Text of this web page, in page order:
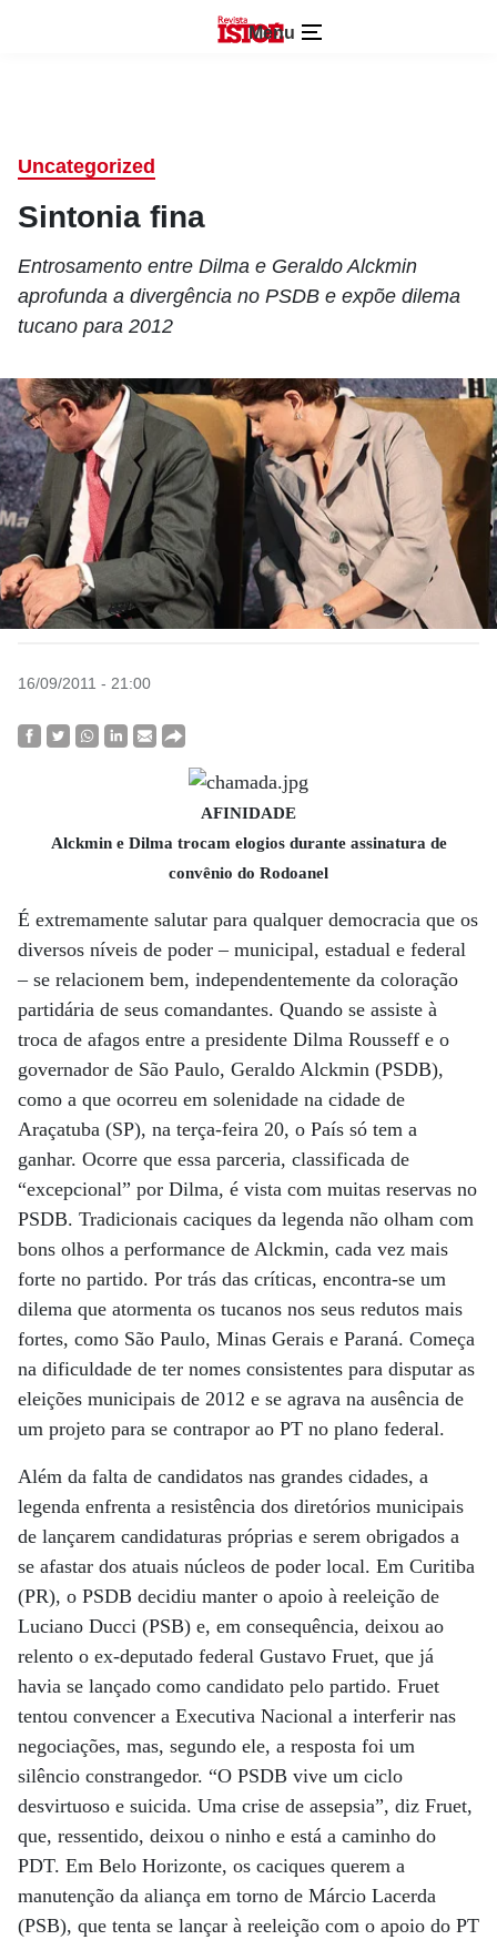
Menu
Uncategorized
Sintonia fina
Entrosamento entre Dilma e Geraldo Alckmin
aprofunda a divergência no PSDB e expõe dilema
tucano para 2012
16/09/2011 - 21:00
AFINIDADE
Alckmin e Dilma trocam elogios durante assinatura de
convênio do Rodoanel
É extremamente salutar para qualquer democracia que os
diversos níveis de poder – municipal, estadual e federal
– se relacionem bem, independentemente da coloração
partidária de seus comandantes. Quando se assiste à
troca de afagos entre a presidente Dilma Rousseff e o
governador de São Paulo, Geraldo Alckmin (PSDB),
como a que ocorreu em solenidade na cidade de
Araçatuba (SP), na terça-feira 20, o País só tem a
ganhar. Ocorre que essa parceria, classificada de
“excepcional” por Dilma, é vista com muitas reservas no
PSDB. Tradicionais caciques da legenda não olham com
bons olhos a performance de Alckmin, cada vez mais
forte no partido. Por trás das críticas, encontra-se um
dilema que atormenta os tucanos nos seus redutos mais
fortes, como São Paulo, Minas Gerais e Paraná. Começa
na dificuldade de ter nomes consistentes para disputar as
eleições municipais de 2012 e se agrava na ausência de
um projeto para se contrapor ao PT no plano federal.
Além da falta de candidatos nas grandes cidades, a
legenda enfrenta a resistência dos diretórios municipais
de lançarem candidaturas próprias e serem obrigados a
se afastar dos atuais núcleos de poder local. Em Curitiba
(PR), o PSDB decidiu manter o apoio à reeleição de
Luciano Ducci (PSB) e, em consequência, deixou ao
relento o ex-deputado federal Gustavo Fruet, que já
havia se lançado como candidato pelo partido. Fruet
tentou convencer a Executiva Nacional a interferir nas
negociações, mas, segundo ele, a resposta foi um
silêncio constrangedor. “O PSDB vive um ciclo
desvirtuoso e suicida. Uma crise de assepsia”, diz Fruet,
que, ressentido, deixou o ninho e está a caminho do
PDT. Em Belo Horizonte, os caciques querem a
manutenção da aliança em torno de Márcio Lacerda
(PSB), que tenta se lançar à reeleição com o apoio do PT